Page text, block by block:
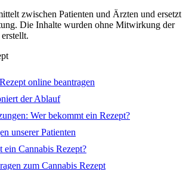
zwischen Patienten und Ärzten und ersetzt
Die Inhalte wurden ohne Mitwirkung der
online beantragen
der Ablauf
Wer bekommt ein Rezept?
unserer Patienten
ein Cannabis Rezept?
zum Cannabis Rezept